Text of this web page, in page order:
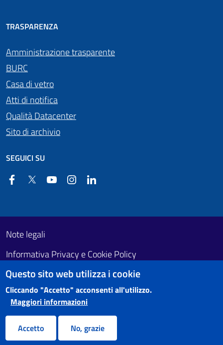
TRASPARENZA
Amministrazione trasparente
BURC
Casa di vetro
Atti di notifica
Qualità Datacenter
Sito di archivio
SEGUICI SU
FacebookTwitter YouTube Instagram
Footer First
Useful links section
Note legali
Informativa Privacy e Cookie Policy
Obiettivi di accessibilità
Questo sito web utilizza i cookie
Cliccando "Accetto" acconsenti all'utilizzo.
Maggiori informazioni
Accetto No, grazie